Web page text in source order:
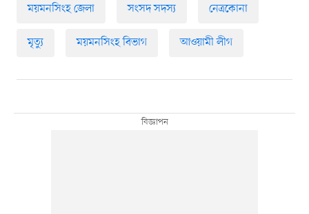
ময়মনসিংহ জেলা সংসদ সদস্য নেত্রকোনা
মৃত্যু ময়মনসিংহ বিভাগ আওয়ামী লীগ